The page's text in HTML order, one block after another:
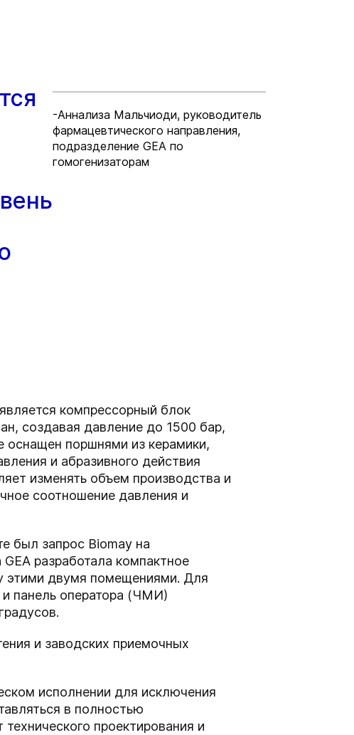
-Аннализа Мальчиоди, руководитель
фармацевтического направления,
подразделение GEA по
гомогенизаторам
компрессорный блок
создавая давление до 1500 бар,
оснащен поршнями из керамики,
и абразивного действия
изменять объем производства и
соотношение давления и
был запрос Biomay на
разработала компактное
этими двумя помещениями. Для
и панель оператора (ЧМИ)
и заводских приемочных
исполнении для исключения
в полностью
проектирования и